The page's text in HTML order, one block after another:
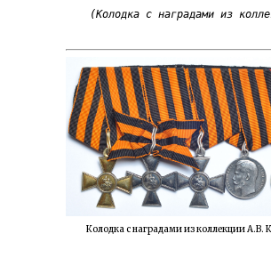
(Колодка с наградами из
Колодка с наградами из коллекции А.В.